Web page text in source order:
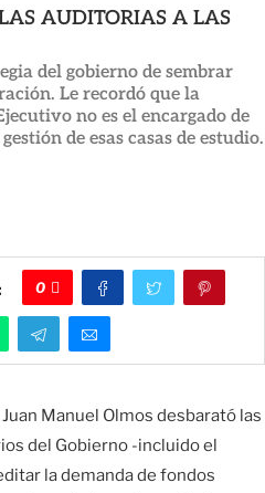
AUDITORIAS A LAS
del gobierno de sembrar
Le recordó que la
no es el encargado de
de esas casas de estudio.
0
Manuel Olmos desbarató las
del Gobierno -incluido el
la demanda de fondos